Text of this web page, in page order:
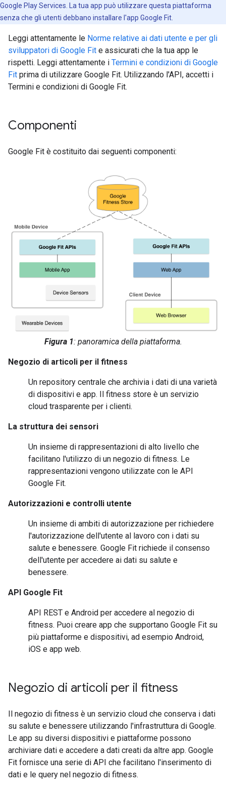
Google Play Services. La tua app può utilizzare questa piattaforma
senza che gli utenti debbano installare l'app Google Fit.
Leggi attentamente le Norme relative ai dati utente e per gli
sviluppatori di Google Fit e assicurati che la tua app le
rispetti. Leggi attentamente i Termini e condizioni di Google
Fit prima di utilizzare Google Fit. Utilizzando l'API, accetti i
Termini e condizioni di Google Fit.
Componenti
Google Fit è costituito dai seguenti componenti:
Figura 1: panoramica della piattaforma.
Negozio di articoli per il fitness
Un repository centrale che archivia i dati di una varietà
di dispositivi e app. Il fitness store è un servizio
cloud trasparente per i clienti.
La struttura dei sensori
Un insieme di rappresentazioni di alto livello che
facilitano l'utilizzo di un negozio di fitness. Le
rappresentazioni vengono utilizzate con le API
Google Fit.
Autorizzazioni e controlli utente
Un insieme di ambiti di autorizzazione per richiedere
l'autorizzazione dell'utente al lavoro con i dati su
salute e benessere. Google Fit richiede il consenso
dell'utente per accedere ai dati su salute e
benessere.
API Google Fit
API REST e Android per accedere al negozio di
fitness. Puoi creare app che supportano Google Fit su
più piattaforme e dispositivi, ad esempio Android,
iOS e app web.
Negozio di articoli per il fitness
Il negozio di fitness è un servizio cloud che conserva i dati
su salute e benessere utilizzando l'infrastruttura di Google.
Le app su diversi dispositivi e piattaforme possono
archiviare dati e accedere a dati creati da altre app. Google
Fit fornisce una serie di API che facilitano l'inserimento di
dati e le query nel negozio di fitness.